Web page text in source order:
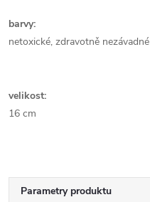
barvy:
netoxické, zdravotně nezávadné
velikost:
16 cm
Parametry produktu